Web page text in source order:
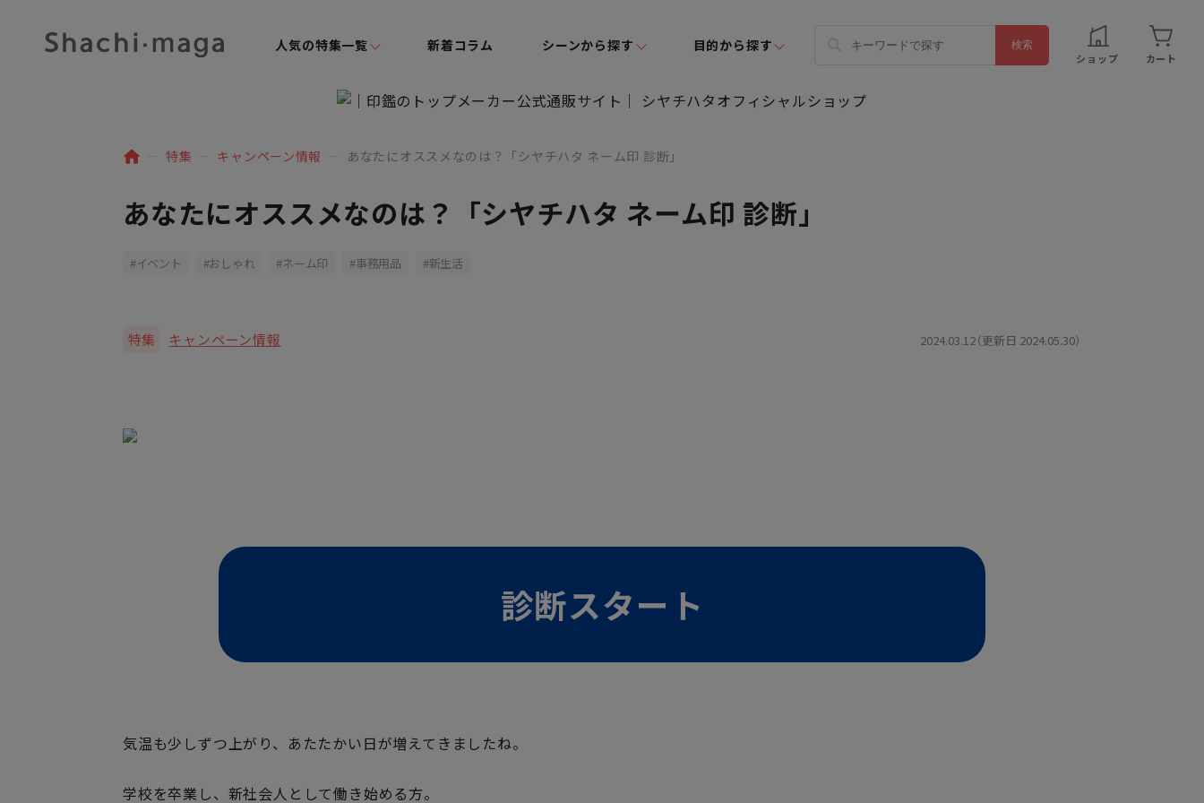
人気の特集一覧 新着コラム シーンから探す 目的から探す
ショップ カート
特集 キャンペーン情報 あなたにオススメなのは？「シヤチハタ ネーム印 診断」
あなたにオススメなのは？「シヤチハタ ネーム印 診断」
イベント おしゃれ ネーム印 事務用品 新生活
特集 キャンペーン情報 2024.03.12（更新日 2024.05.30）
診断スタート
気温も少しずつ上がり、あたたかい日が増えてきましたね。
学校を卒業し、新社会人として働き始める方。